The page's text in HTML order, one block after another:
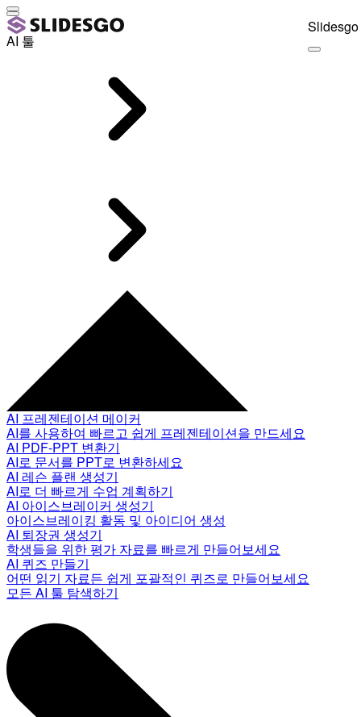
AI 툴
AI 프레젠테이션 메이커
AI를 사용하여 빠르고 쉽게 프레젠테이션을 만드세요
AI PDF-PPT 변환기
AI로 문서를 PPT로 변환하세요
AI 레슨 플랜 생성기
AI로 더 빠르게 수업 계획하기
AI 아이스브레이커 생성기
아이스브레이킹 활동 및 아이디어 생성
AI 퇴장권 생성기
학생들을 위한 평가 자료를 빠르게 만들어보세요
AI 퀴즈 만들기
어떤 읽기 자료든 쉽게 포괄적인 퀴즈로 만들어보세요
모든 AI 툴 탐색하기